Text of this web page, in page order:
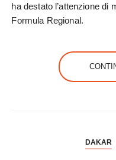
ha destato l’attenzione di
Formula Regional.
DAKAR